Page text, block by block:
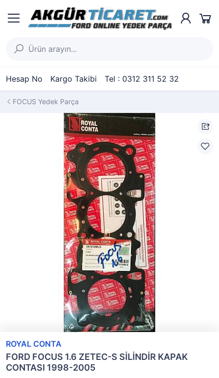
Hesap No Kargo Takibi Tel : 0312 311 52 32
FOCUS Yedek Parça
ROYAL CONTA
FORD FOCUS 1.6 ZETEC-S SİLİNDİR KAPAK
CONTASI 1998-2005